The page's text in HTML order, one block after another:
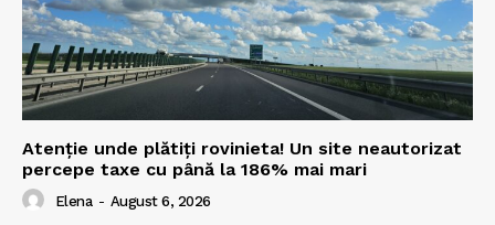
Atenție unde plătiți rovinieta! Un site neautorizat
percepe taxe cu până la 186% mai mari
Elena - August 6, 2026